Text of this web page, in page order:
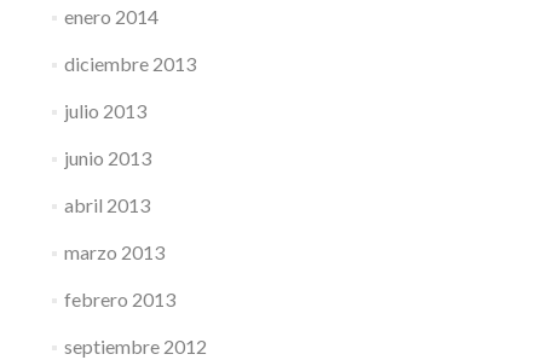
enero 2014
diciembre 2013
julio 2013
junio 2013
abril 2013
marzo 2013
febrero 2013
septiembre 2012